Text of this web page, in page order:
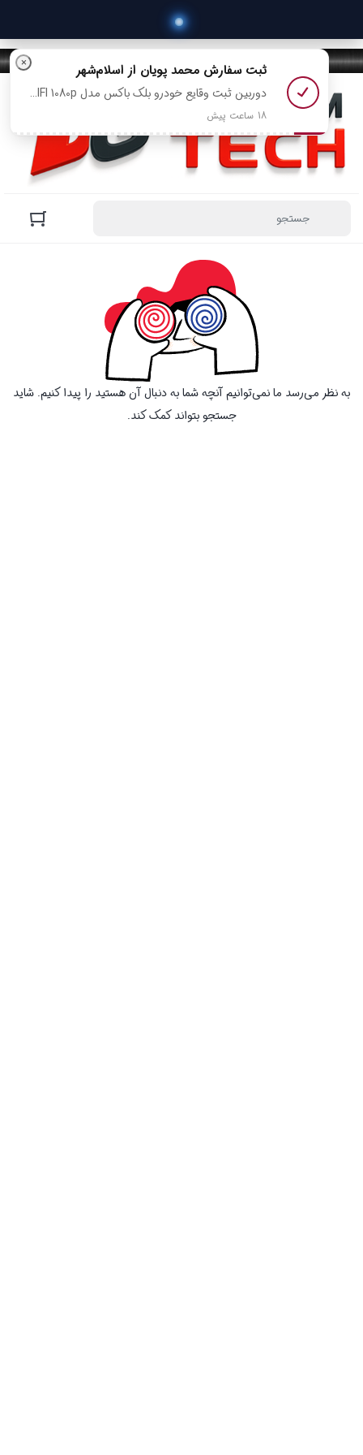
به نظر می‌رسد ما نمی‌توانیم آنچه شما به دنبال آن هستید را پیدا کنیم. شاید
جستجو بتواند کمک کند.
× ثبت سفارش محمد پویان از اسلام‌شهر
دوربین ثبت وقایع خودرو بلک باکس مدل A16 WIFI 1080p رو خرید کرد
18 ساعت پیش